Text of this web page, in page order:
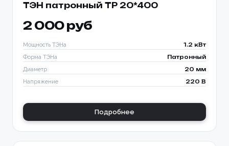
ТЭН патронный TP 20*400
2 000 руб
Мощность ТЭНа 1.2 кВт
Форма ТЭНа Патронный
Диаметр 20 мм
Напряжение 220 В
Подробнее